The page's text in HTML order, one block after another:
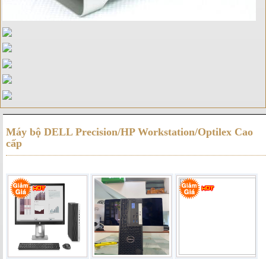
Máy bộ DELL Precision/HP Workstation/Optilex Cao
cấp